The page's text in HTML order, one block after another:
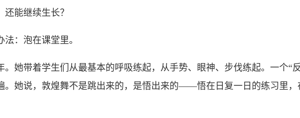
能继续生长？
：泡在课堂里。
带着学生们从最基本的呼吸练起，从手势、眼神、步伐练起。一个“
。她说，敦煌舞不是跳出来的，是悟出来的——悟在日复一日的练习里，